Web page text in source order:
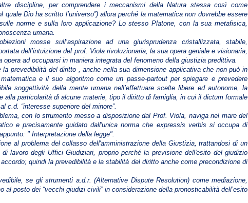
discipline, per comprendere i meccanismi della Natura stessa così come
quale Dio ha scritto l’universo”) allora perché la matematica non dovrebbe essere
norme e sulla loro applicazione? Lo stesso Platone, con la sua metafisica,
umana.
mosse sull’aspirazione ad una giurisprudenza cristallizzata, stabile,
dell’intuizione del prof. Viola rivoluzionaria, la sua opera geniale e visionaria,
ad occuparsi in maniera integrata del fenomeno della giustizia predittiva.
la prevedibilità del diritto , anche nella sua dimensione applicativa che non può in
e il suo algoritmo come un passe-partout per spiegare e prevedere
soggettività della mente umana nell’effettuare scelte libere ed autonome, la
particolarità di alcune materie, tipo il diritto di famiglia, in cui il dictum formale
c.d. “interesse superiore del minore”.
con lo strumento messo a disposizione dal Prof. Viola, naviga nel mare del
e precisamente guidato dall'unica norma che expressis verbis si occupa di
" Interpretazione della legge".
al problema del collasso dell'amministrazione della Giustizia, trattandosi di un
lavoro degli Uffici Giudiziari, proprio perché la previsione dell'esito del giudizio
quindi la prevedibilità e la stabilità del diritto anche come precondizione di
se gli strumenti a.d.r. (Alternative Dispute Resolution) come mediazione,
posto dei “vecchi giudizi civili” in considerazione della pronosticabilità dell’esito